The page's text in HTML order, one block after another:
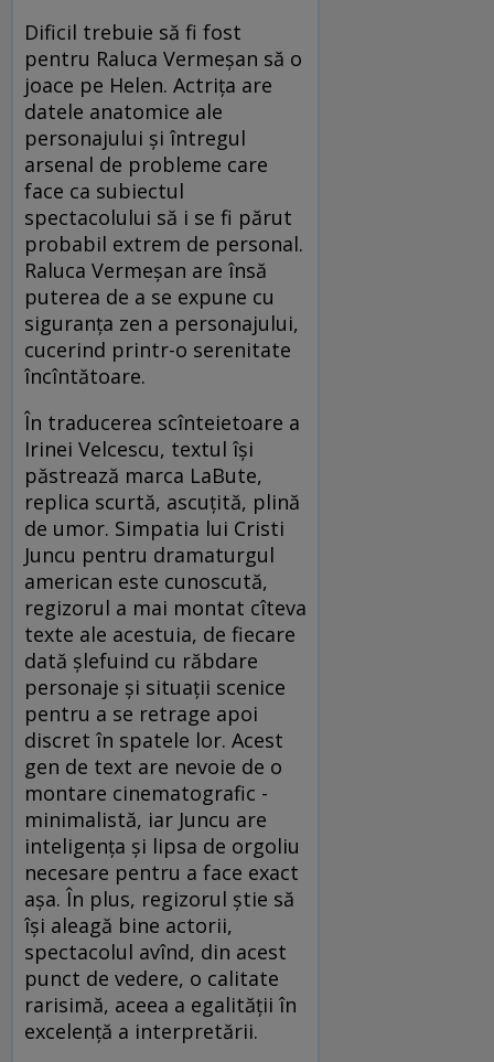
Dificil trebuie să fi fost
pentru Raluca Vermeşan să o
joace pe Helen. Actriţa are
datele anatomice ale
personajului şi întregul
arsenal de probleme care
face ca subiectul
spectacolului să i se fi părut
probabil extrem de personal.
Raluca Vermeşan are însă
puterea de a se expune cu
siguranţa zen a personajului,
cucerind printr-o serenitate
încîntătoare.
În traducerea scînteietoare a
Irinei Velcescu, textul îşi
păstrează marca LaBute,
replica scurtă, ascuţită, plină
de umor. Simpatia lui Cristi
Juncu pentru dramaturgul
american este cunoscută,
regizorul a mai montat cîteva
texte ale acestuia, de fiecare
dată şlefuind cu răbdare
personaje şi situaţii scenice
pentru a se retrage apoi
discret în spatele lor. Acest
gen de text are nevoie de o
montare cinematografic -
minimalistă, iar Juncu are
inteligenţa şi lipsa de orgoliu
necesare pentru a face exact
aşa. În plus, regizorul ştie să
îşi aleagă bine actorii,
spectacolul avînd, din acest
punct de vedere, o calitate
rarisimă, aceea a egalităţii în
excelenţă a interpretării.